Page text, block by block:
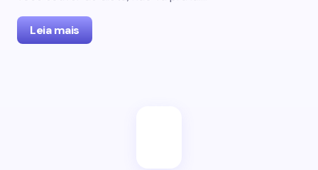
Leia mais